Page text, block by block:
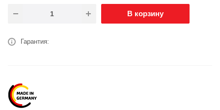
В корзину
Гарантия: